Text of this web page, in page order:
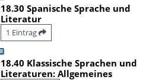
18.30 Spanische Sprache und
Literatur
1 Eintrag
18.40 Klassische Sprachen und
Literaturen: Allgemeines